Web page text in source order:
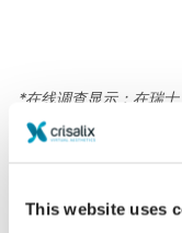
This website uses
*在线调查显示：在瑞
病人当中